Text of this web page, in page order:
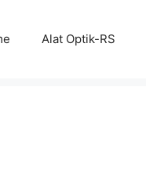
Alat Optik-RS